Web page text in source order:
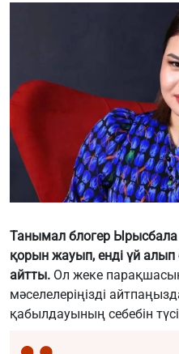
Танымал блогер
қорын жауып, енді үй
айтты. Ол жеке
мәселелеріңізді
қабылдауының себебін